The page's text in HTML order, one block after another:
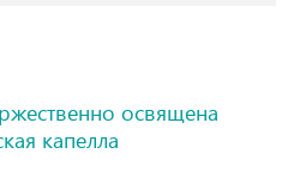
освящена
капелла